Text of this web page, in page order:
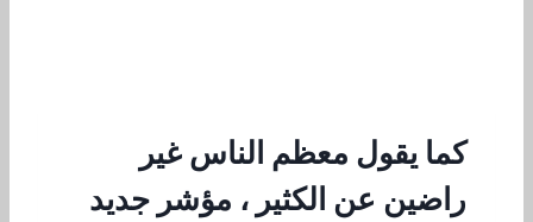
كما يقول معظم الناس غير
راضين عن الكثير ، مؤشر جديد